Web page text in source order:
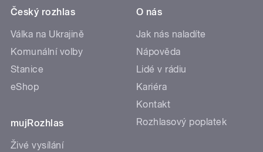
Český rozhlas
Válka na Ukrajině
Komunální volby
Stanice
eShop
mujRozhlas
Živé vysílání
O nás
Jak nás naladíte
Nápověda
Lidé v rádiu
Kariéra
Kontakt
Rozhlasový poplatek